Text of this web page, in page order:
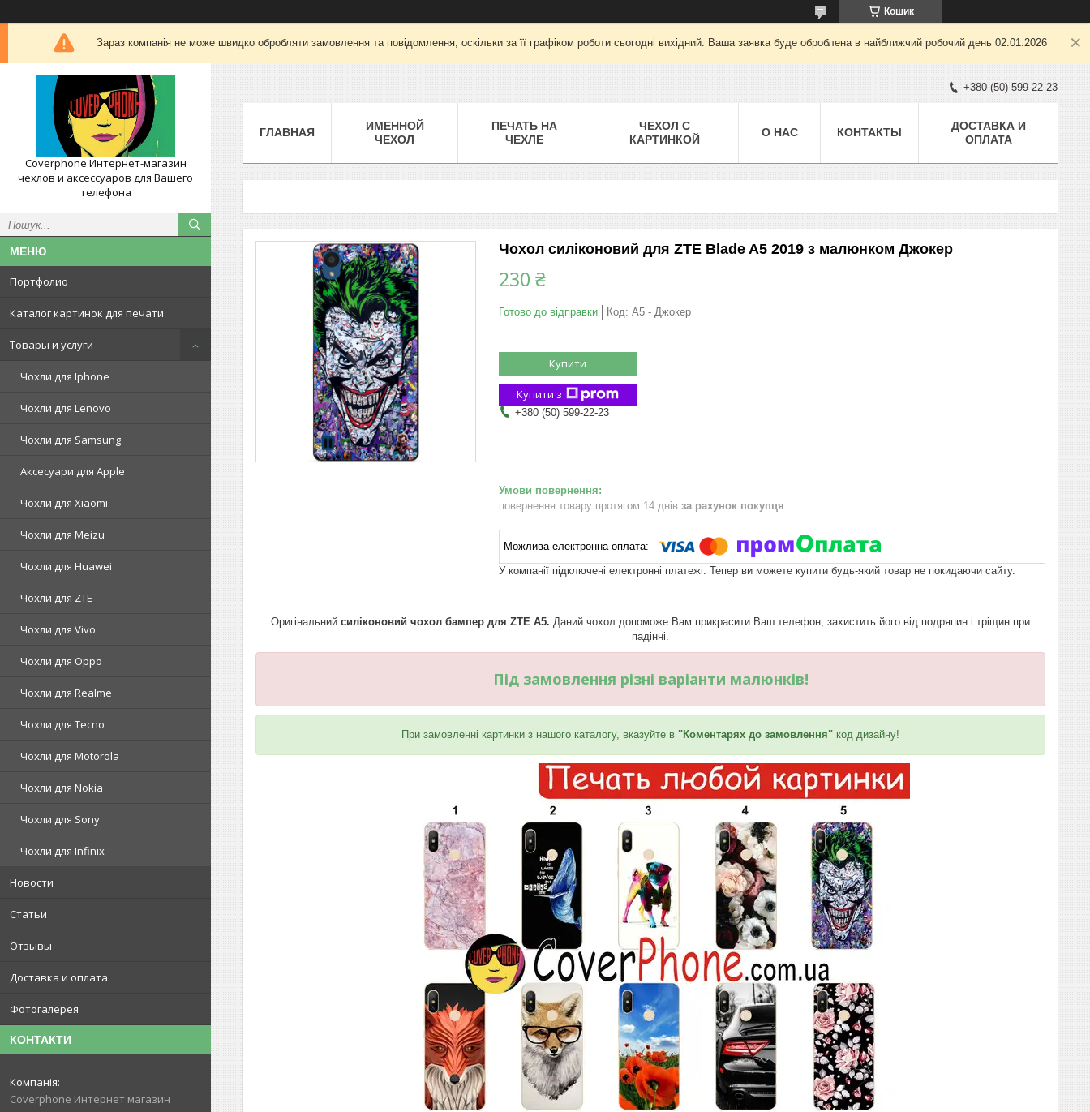
Кошик
Зараз компанія не може швидко обробляти замовлення та повідомлення, оскільки за її графіком роботи сьогодні вихідний. Ваша заявка буде оброблена в найближчий робочий день 02.01.2026
Coverphone Интернет-магазин
чехлов и аксессуаров для Вашего
телефона
Портфолио
Каталог картинок для печати
Товары и услуги
Чохли для Iphone
Чохли для Lenovo
Чохли для Samsung
Аксесуари для Apple
Чохли для Xiaomi
Чохли для Meizu
Чохли для Huawei
Чохли для ZTE
Чохли для Vivo
Чохли для Oppo
Чохли для Realme
Чохли для Tecno
Чохли для Motorola
Чохли для Nokia
Чохли для Sony
Чохли для Infinix
Новости
Статьи
Отзывы
Доставка и оплата
Фотогалерея
КОНТАКТИ
Coverphone Интернет магазин
+380 (50) 599-22-23
ГЛАВНАЯ
ИМЕННОЙ
ЧЕХОЛ
ПЕЧАТЬ НА
ЧЕХЛЕ
ЧЕХОЛ С
КАРТИНКОЙ
О НАС КОНТАКТЫ
ДОСТАВКА И
ОПЛАТА
Чохол силіконовий для ZTE Blade A5 2019 з малюнком Джокер
230 ₴
Готово до відправки Код: A5 - Джокер
Купити
Купити з
+380 (50) 599-22-23
повернення товару протягом 14 днів за рахунок покупця
У компанії підключені електронні платежі. Тепер ви можете купити будь-який товар не покидаючи сайту.
Оригінальний силіконовий чохол бампер для ZTE A5. Даний чохол допоможе Вам прикрасити Ваш телефон, захистить його від подряпин і тріщин при
падінні.
Під замовлення різні варіанти малюнків!
При замовленні картинки з нашого каталогу, вказуйте в "Коментарях до замовлення" код дизайну!